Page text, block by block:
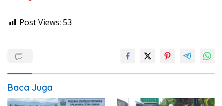
Post Views: 53
Baca Juga